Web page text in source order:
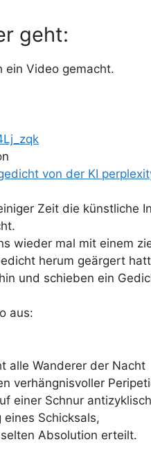
geht:
ein Video gemacht.
von der KI
Zeit die künstliche
wieder mal mit einem
herum geärgert
und schieben ein
aus:
alle Wanderer der Nacht
verhängnisvoller
einer Schnur
eines Schicksals,
Absolution erteilt.